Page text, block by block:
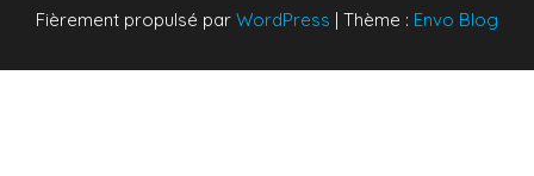
Fièrement propulsé par WordPress | Thème : Envo Blog